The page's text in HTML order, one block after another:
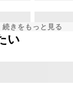
続きをもっと見る
い